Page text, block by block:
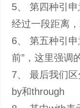
5、 第四种引
经过一段距离
6、 第五种引
前”，这里强调
7、 最后我们
by和through